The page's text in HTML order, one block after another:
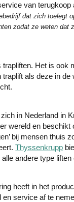
van
dat zich toelegt
zodat ze weten dat
Het is ook
als deze in de
in Nederland in
wereld en beschikt
bij mensen thuis
Thyssenkrupp
andere type
heeft in het
service af te